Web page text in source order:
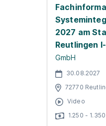
2027 am
Reutlingen
GmbH
30.08.2027
72770
Video
1.250 -